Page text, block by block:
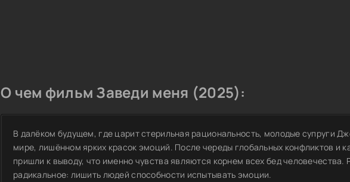
О чем фильм Заведи меня (2025):
В далёком будущем, где царит стерильная рациональность, молодые супруги
мире, лишённом ярких красок эмоций. После череды глобальных конфликтов и
пришли к выводу, что именно чувства являются корнем всех бед человечества.
радикальное: лишить людей способности испытывать эмоции.